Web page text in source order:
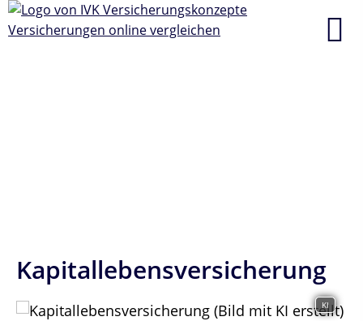
Kapitallebensversicherung
KI